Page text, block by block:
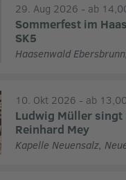
29. Aug 2026 - ab
Sommerfest im
SK5
Haasenwald Ebersbrunn
10. Okt 2026 - ab
Ludwig Müller singt
Reinhard Mey
Kapelle Neuensalz,